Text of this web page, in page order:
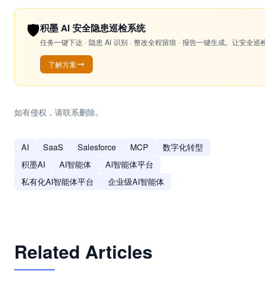
🛡️积墨 AI 安全隐患巡检系统
任务一键下达 · 隐患 AI 识别 · 整改全程留痕 · 报告一键生成。让安全巡
了解方案
如有侵权，请联系删除。
AI SaaS Salesforce MCP
数字化转型
积墨AI
AI智能体
AI智能体平台
私有化AI智能体平台
企业级AI智能体
Related Articles